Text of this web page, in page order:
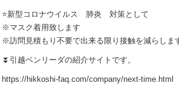
⭐️新型コロナウイルス 肺炎 対策として
※マスク着用致します
※訪問見積もり不要で出来る限り接触を減らしま
⏬引越ベンリーダの紹介サイトです。
https://hikkoshi-faq.com/company/next-time.html